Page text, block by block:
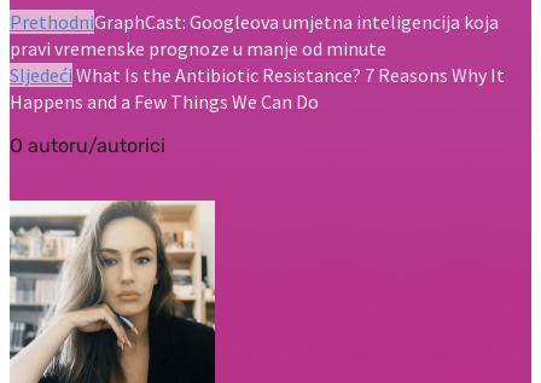
PrethodniGraphCast: Googleova umjetna inteligencija koja
pravi vremenske prognoze u manje od minute
Sljedeći What Is the Antibiotic Resistance? 7 Reasons Why It
Happens and a Few Things We Can Do
O autoru/autorici